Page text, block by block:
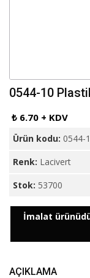
0544-10
₺ 6.70 + KDV
Ürün kodu: 0544-
Renk: Lacivert
Stok: 53700
İmalat
AÇIKLAMA